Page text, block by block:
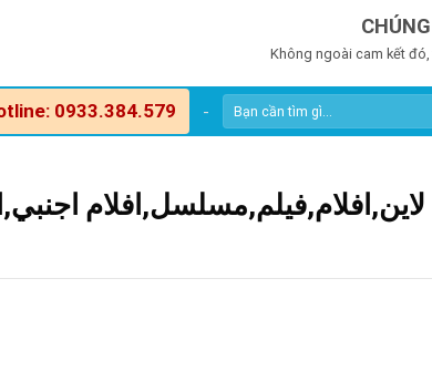
Không ngoài cam kết
0933.384.579 -